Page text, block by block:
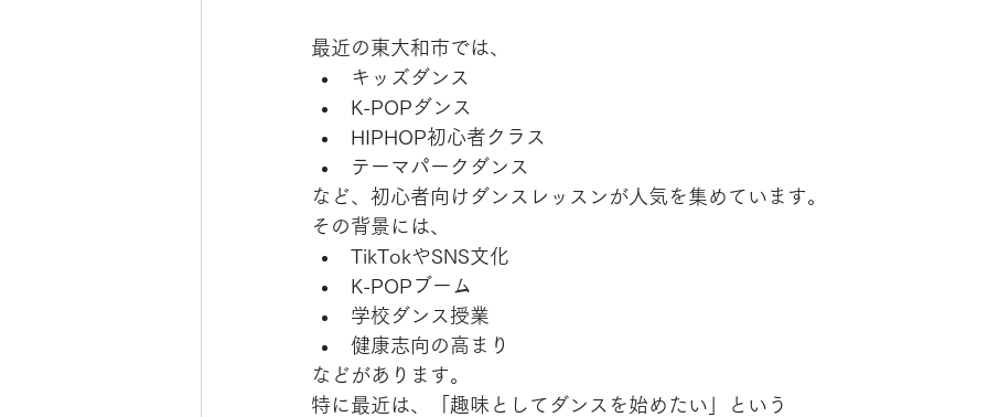
最近の東大和市では、
キッズダンス
K-POPダンス
HIPHOP初心者クラス
テーマパークダンス
など、初心者向けダンスレッスンが人気を集めています。
その背景には、
TikTokやSNS文化
K-POPブーム
学校ダンス授業
健康志向の高まり
などがあります。
特に最近は、「趣味としてダンスを始めたい」という